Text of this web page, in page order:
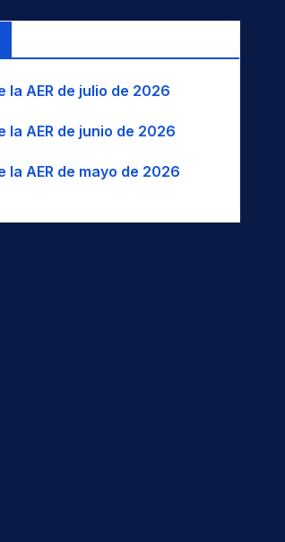
la AER de julio de 2026
la AER de junio de 2026
la AER de mayo de 2026